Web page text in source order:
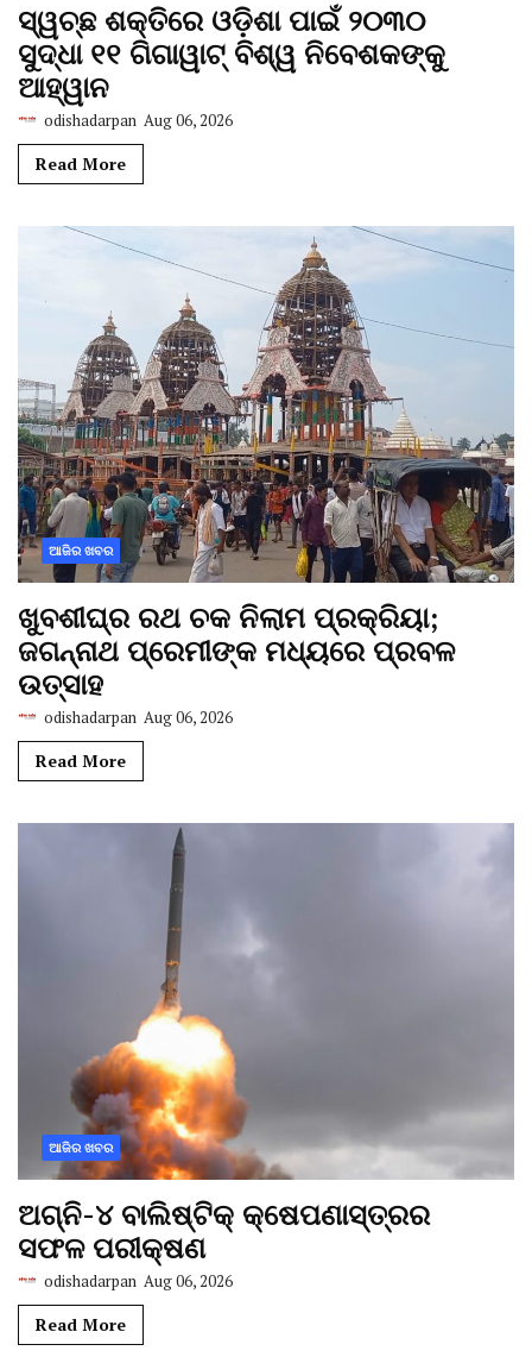
ସ୍ୱଚ୍ଛ ଶକ୍ତିରେ ଓଡ଼ିଶା ପାଇଁ ୨୦୩୦
ସୁଦ୍ଧା ୧୧ ଗିଗାୱାଟ୍ ବିଶ୍ୱ ନିବେଶକଙ୍କୁ
ଆହ୍ୱାନ
odishadarpan Aug 06, 2026
Read More
ଆଜିର ଖବର
ଖୁବଶୀଘ୍ର ରଥ ଚକ ନିଲାମ ପ୍ରକ୍ରିୟା;
ଜଗନ୍ନାଥ ପ୍ରେମୀଙ୍କ ମଧ୍ୟରେ ପ୍ରବଳ
ଉତ୍ସାହ
odishadarpan Aug 06, 2026
Read More
ଆଜିର ଖବର
ଅଗ୍ନି-୪ ବାଲିଷ୍ଟିକ୍ କ୍ଷେପଣାସ୍ତ୍ରର
ସଫଳ ପରୀକ୍ଷଣ
odishadarpan Aug 06, 2026
Read More